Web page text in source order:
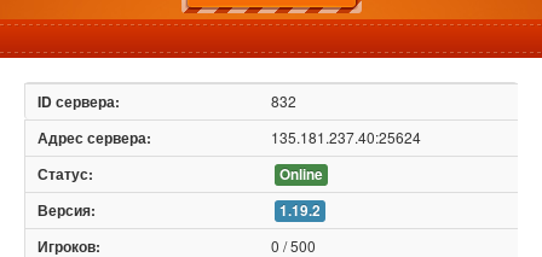
832
135.181.237.40:25624
Online
1.19.2
0 / 500